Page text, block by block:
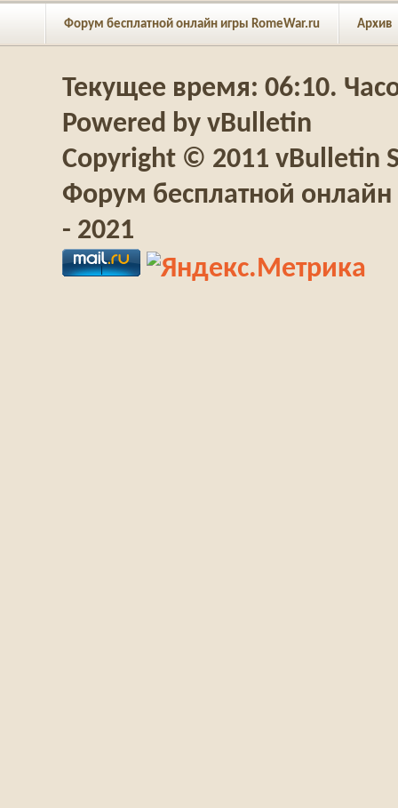
Форум бесплатной онлайн игры RomeWar.ru Архив
Текущее время: 06:10.
Powered by vBulletin
Copyright © 2011 vBulletin
Форум бесплатной
- 2021